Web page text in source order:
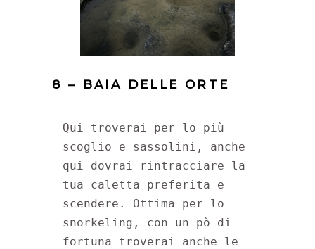
8 – BAIA DELLE ORTE
Qui troverai per lo più
scoglio e sassolini, anche
qui dovrai rintracciare la
tua caletta preferita e
scendere. Ottima per lo
snorkeling, con un pò di
fortuna troverai anche le